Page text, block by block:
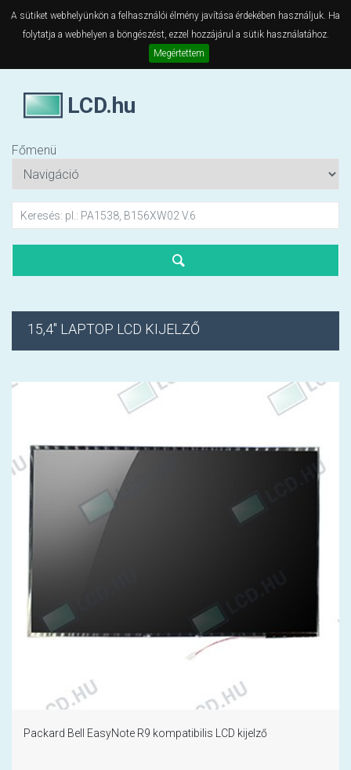
A sütiket webhelyünkön a felhasználói élmény javítása érdekében használjuk. Ha
folytatja a webhelyen a böngészést, ezzel hozzájárul a sütik használatához.
Megértettem
LCD.hu
Főmenü
15,4" LAPTOP LCD KIJELZŐ
Packard Bell EasyNote R9 kompatibilis LCD kijelző